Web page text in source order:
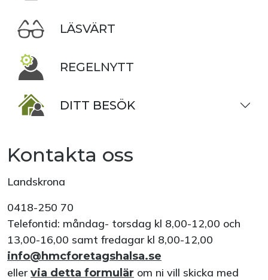
LÄSVÄRT
REGELNYTT
DITT BESÖK
Kontakta oss
Landskrona
0418-250 70
Telefontid: måndag- torsdag kl 8,00-12,00 och
13,00-16,00 samt fredagar kl 8,00-12,00
info@hmcforetagshalsa.se
ellervia detta formulär om ni vill skicka med